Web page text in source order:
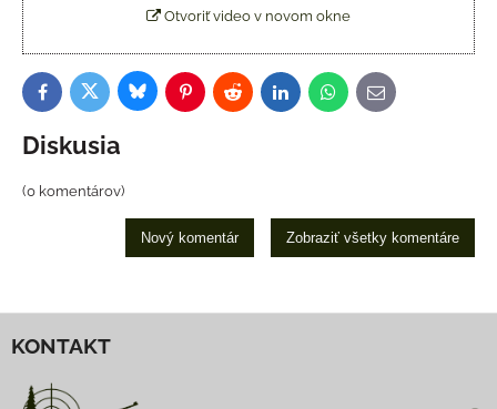
Otvoriť video v novom okne
FacebookTwitterBlueskyPinterestReddit LinkedInWhatsApp
E-
mail
Diskusia
(0 komentárov)
Zobraziť všetky komentáre
Nový komentár
KONTAKT